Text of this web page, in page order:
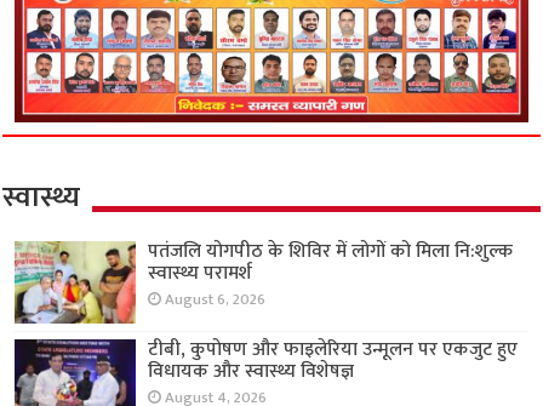
स्वास्थ्य
पतंजलि योगपीठ के शिविर में लोगों को मिला नि:शुल्क
स्वास्थ्य परामर्श
August 6, 2026
टीबी, कुपोषण और फाइलेरिया उन्मूलन पर एकजुट हुए
विधायक और स्वास्थ्य विशेषज्ञ
August 4, 2026